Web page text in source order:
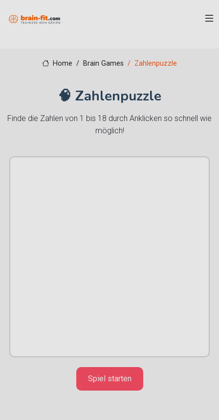
Home Brain Games Zahlenpuzzle
🧠 Zahlenpuzzle
Finde die Zahlen von 1 bis 18 durch Anklicken so schnell wie
möglich!
Spiel starten